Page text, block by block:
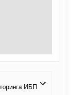
ИБП